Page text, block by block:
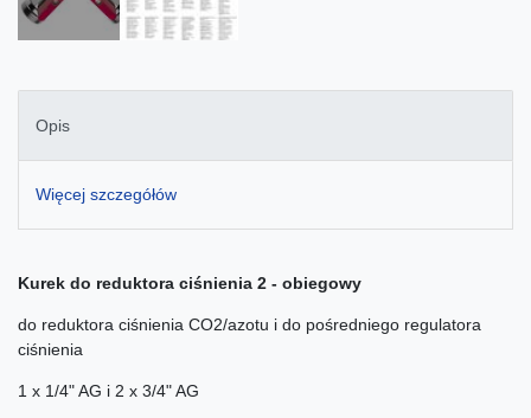
Opis
Więcej szczegółów
Kurek do reduktora ciśnienia 2 - obiegowy
do reduktora ciśnienia CO2/azotu i do pośredniego regulatora
ciśnienia
1 x 1/4" AG i 2 x 3/4" AG